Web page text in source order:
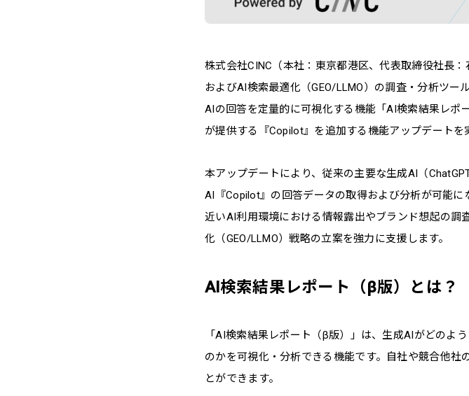
株式会社CINC（本社：東京都港区、代表取締役社長
およびAI検索最適化（GEO/LLMO）の調査・分析ツ
AIの回答を定量的に可視化する機能「AI検索結果レ
が提供する『Copilot』を追加する機能アップデートを
本アップデートにより、従来の主要な生成AI（
AI『Copilot』の回答データの取得および分析が可能
近いAI利用環境における情報露出やブランド想起の
化（GEO/LLMO）戦略の立案を強力に支援します。
AI検索結果レポート（β版）とは？
「AI検索結果レポート（β版）」は、生成AIがどのよ
のかを可視化・分析できる機能です。自社や競合他
とができます。